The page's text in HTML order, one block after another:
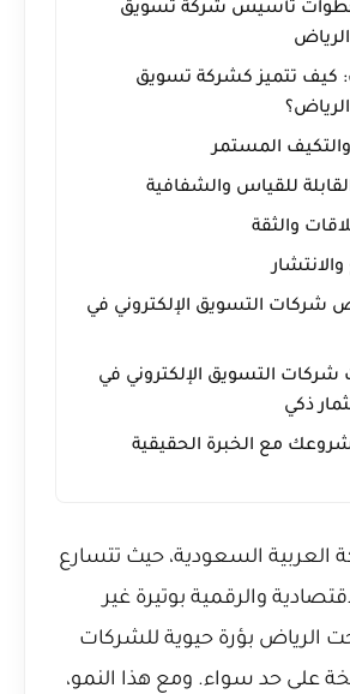
تأسيس شركة تسويق
كيف تتميز كشركة تسويق
والتكيف المستمر
القابلة للقياس والشفافية
والثقة
شركات التسويق الإلكتروني في
شركات التسويق الإلكتروني في
ذكي
مع الخبرة الحقيقية
العربية السعودية، حيث تتسارع
والرقمية بوتيرة غير
الرياض بؤرة حيوية للشركات
على حد سواء. ومع هذا النمو،